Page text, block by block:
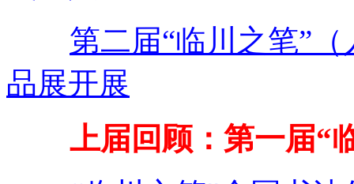
第二届“临川之笔”
品展开展
上届回顾：第一届“